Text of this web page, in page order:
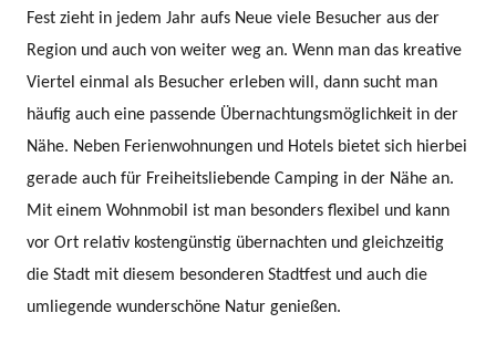
Fest zieht in jedem Jahr aufs Neue viele Besucher aus der
Region und auch von weiter weg an. Wenn man das kreative
Viertel einmal als Besucher erleben will, dann sucht man
häufig auch eine passende Übernachtungsmöglichkeit in der
Nähe. Neben Ferienwohnungen und Hotels bietet sich hierbei
gerade auch für Freiheitsliebende Camping in der Nähe an.
Mit einem Wohnmobil ist man besonders flexibel und kann
vor Ort relativ kostengünstig übernachten und gleichzeitig
die Stadt mit diesem besonderen Stadtfest und auch die
umliegende wunderschöne Natur genießen.